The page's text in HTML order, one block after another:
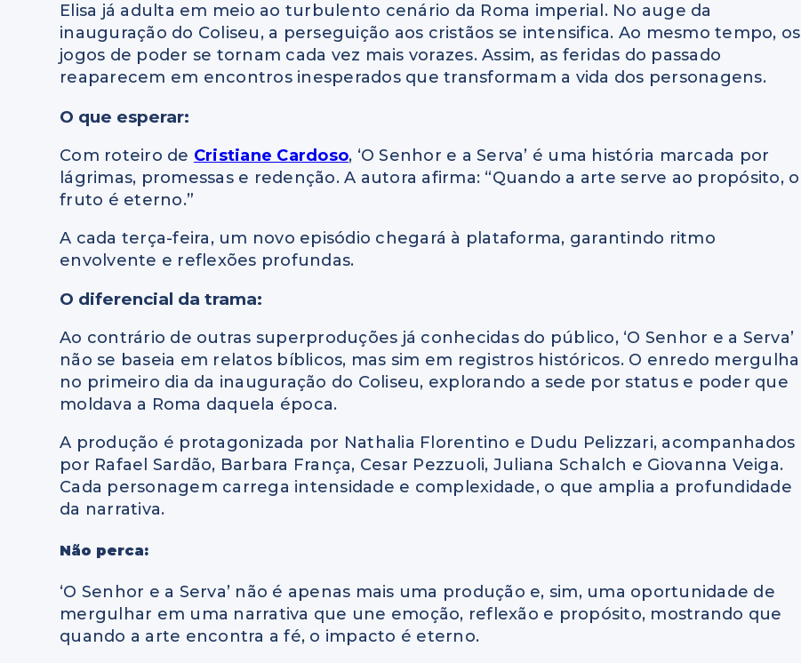
Elisa já adulta em meio ao turbulento cenário da Roma imperial. No auge da
inauguração do Coliseu, a perseguição aos cristãos se intensifica. Ao mesmo tempo, os
jogos de poder se tornam cada vez mais vorazes. Assim, as feridas do passado
reaparecem em encontros inesperados que transformam a vida dos personagens.
O que esperar:
Com roteiro de Cristiane Cardoso, ‘O Senhor e a Serva’ é uma história marcada por
lágrimas, promessas e redenção. A autora afirma: “Quando a arte serve ao propósito, o
fruto é eterno.”
A cada terça-feira, um novo episódio chegará à plataforma, garantindo ritmo
envolvente e reflexões profundas.
O diferencial da trama:
Ao contrário de outras superproduções já conhecidas do público, ‘O Senhor e a Serva’
não se baseia em relatos bíblicos, mas sim em registros históricos. O enredo mergulha
no primeiro dia da inauguração do Coliseu, explorando a sede por status e poder que
moldava a Roma daquela época.
A produção é protagonizada por Nathalia Florentino e Dudu Pelizzari, acompanhados
por Rafael Sardão, Barbara França, Cesar Pezzuoli, Juliana Schalch e Giovanna Veiga.
Cada personagem carrega intensidade e complexidade, o que amplia a profundidade
da narrativa.
Não perca:
‘O Senhor e a Serva’ não é apenas mais uma produção e, sim, uma oportunidade de
mergulhar em uma narrativa que une emoção, reflexão e propósito, mostrando que
quando a arte encontra a fé, o impacto é eterno.